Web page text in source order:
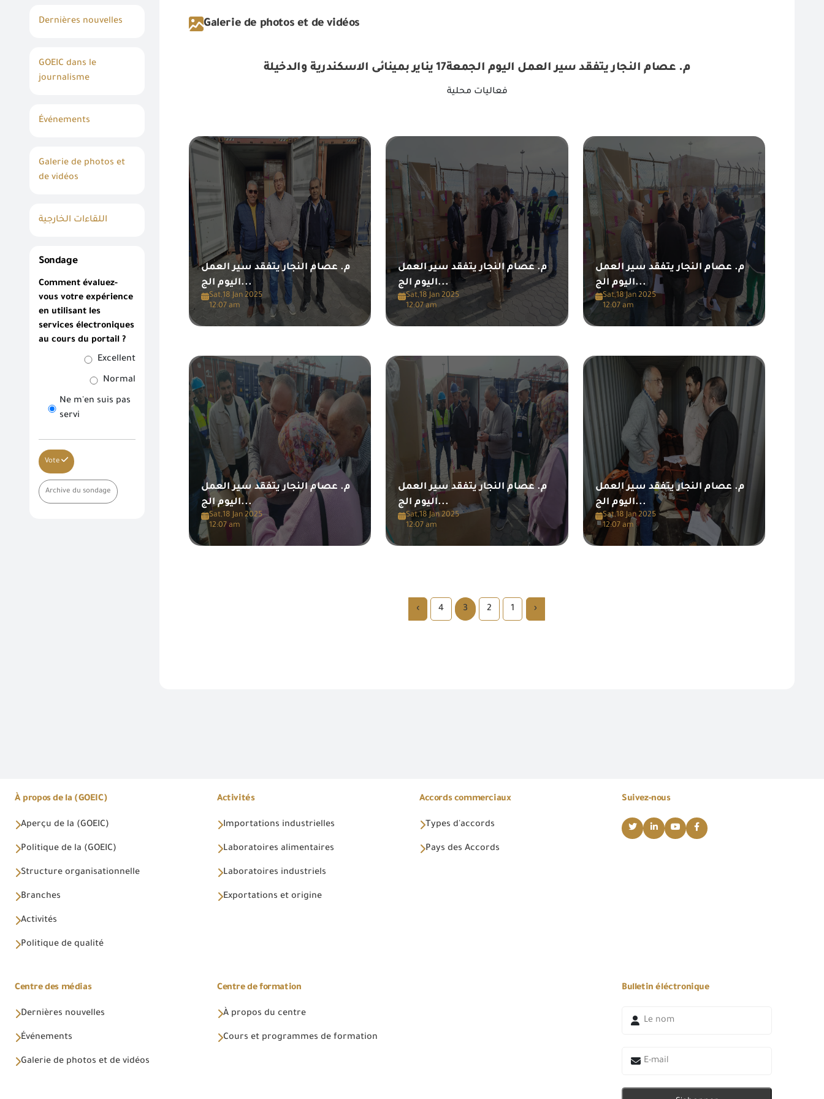
Dernières nouvelles
GOEIC dans le
journalisme
Événements
Galerie de photos et
de vidéos
اللقاءات الخارجية
Sondage
Comment évaluez-
vous votre expérience
en utilisant les
services électroniques
au cours du portail ?
Excellent
Normal
Ne m'en suis pas
servi
Vote
Archive du sondage
Galerie de photos et de vidéos
م. عصام النجار يتفقد سير العمل اليوم الجمعة17 يناير بمينائى الاسكندرية والدخيلة
فعاليات محلية
م. عصام النجار يتفقد سير العمل
اليوم الج...
Sat,18 Jan 2025
12:07 am
م. عصام النجار يتفقد سير العمل
اليوم الج...
Sat,18 Jan 2025
12:07 am
م. عصام النجار يتفقد سير العمل
اليوم الج...
Sat,18 Jan 2025
12:07 am
م. عصام النجار يتفقد سير العمل
اليوم الج...
Sat,18 Jan 2025
12:07 am
م. عصام النجار يتفقد سير العمل
اليوم الج...
Sat,18 Jan 2025
12:07 am
م. عصام النجار يتفقد سير العمل
اليوم الج...
Sat,18 Jan 2025
12:07 am
‹
1
2
3
4
›
À propos de la (GOEIC)
Aperçu de la (GOEIC)
Politique de la (GOEIC)
Structure organisationnelle
Branches
Activités
Politique de qualité
Activités
Importations industrielles
Laboratoires alimentaires
Laboratoires industriels
Exportations et origine
Accords commerciaux
Types d'accords
Pays des Accords
Suivez-nous
Centre des médias
Dernières nouvelles
Événements
Galerie de photos et de vidéos
Centre de formation
À propos du centre
Cours et programmes de formation
Bulletin éléctronique